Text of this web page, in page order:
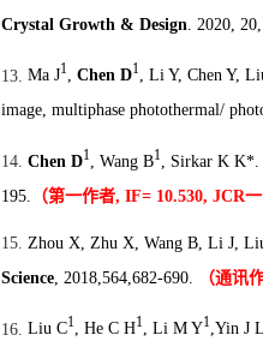
Crystal Growth & Design . 2020,
13. Ma J1, Chen D1, Li Y, Chen Y,
image, multiphase photothermal/
14. Chen D1 , Wang B1 , Sirkar K
195.
（第一作者, IF= 10.530, JCR
15. Zhou X, Zhu X, Wang B, Li J,
Science , 2018,564,682-690. （通讯
16. Liu C1, He C H1, Li M Y1,Yin J